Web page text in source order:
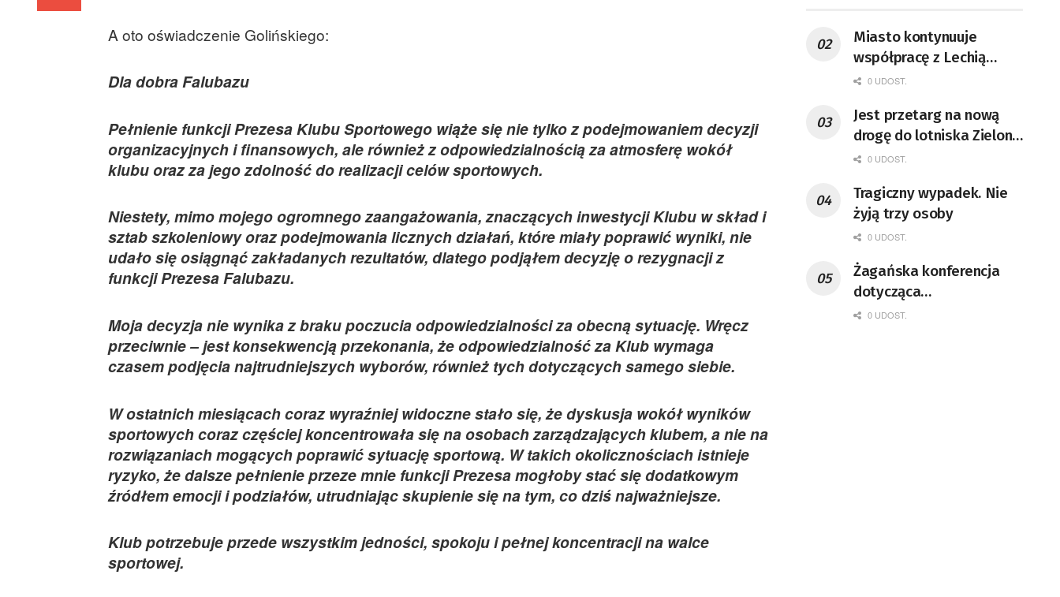
A oto oświadczenie Golińskiego:
Dla dobra Falubazu
Pełnienie funkcji Prezesa Klubu Sportowego wiąże się nie tylko z podejmowaniem decyzji
organizacyjnych i finansowych, ale również z odpowiedzialnością za atmosferę wokół
klubu oraz za jego zdolność do realizacji celów sportowych.
Niestety, mimo mojego ogromnego zaangażowania, znaczących inwestycji Klubu w skład i
sztab szkoleniowy oraz podejmowania licznych działań, które miały poprawić wyniki, nie
udało się osiągnąć zakładanych rezultatów, dlatego podjąłem decyzję o rezygnacji z
funkcji Prezesa Falubazu.
Moja decyzja nie wynika z braku poczucia odpowiedzialności za obecną sytuację. Wręcz
przeciwnie – jest konsekwencją przekonania, że odpowiedzialność za Klub wymaga
czasem podjęcia najtrudniejszych wyborów, również tych dotyczących samego siebie.
W ostatnich miesiącach coraz wyraźniej widoczne stało się, że dyskusja wokół wyników
sportowych coraz częściej koncentrowała się na osobach zarządzających klubem, a nie na
rozwiązaniach mogących poprawić sytuację sportową. W takich okolicznościach istnieje
ryzyko, że dalsze pełnienie przeze mnie funkcji Prezesa mogłoby stać się dodatkowym
źródłem emocji i podziałów, utrudniając skupienie się na tym, co dziś najważniejsze.
Klub potrzebuje przede wszystkim jedności, spokoju i pełnej koncentracji na walce
sportowej.
Miasto kontynuuje
współpracę z Lechią
Zielona Góra
0 UDOST.
Jest przetarg na nową
drogę do lotniska Zielona
Góra-Babimost
0 UDOST.
Tragiczny wypadek. Nie
żyją trzy osoby
0 UDOST.
Żagańska konferencja
dotycząca
bezpieczeństwa pracy
0 UDOST.